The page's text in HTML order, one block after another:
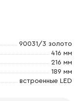
90031/3 золото
416 мм
216 мм
189 мм
встроенные LED